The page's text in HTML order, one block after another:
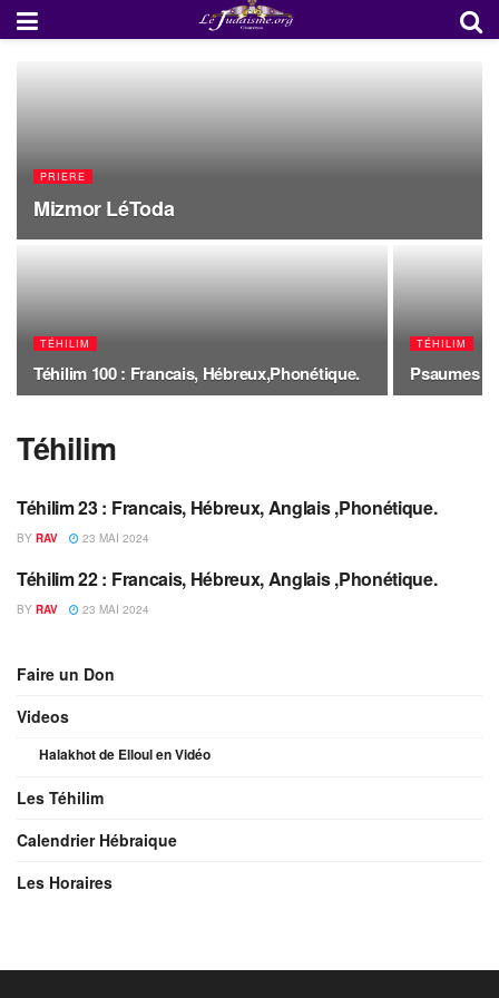
PRIERE
Mizmor LéToda
TÉHILIM
Téhilim 100 : Francais, Hébreux,Phonétique.
TÉHILIM
Psaumes
Téhilim
TÉHILIM
Téhilim 23 : Francais, Hébreux, Anglais ,Phonétique.
BY RAV 23 MAI 2024
TÉHILIM
Téhilim 22 : Francais, Hébreux, Anglais ,Phonétique.
BY RAV 23 MAI 2024
Faire un Don
Videos
Halakhot de Elloul en Vidéo
Les Téhilim
Calendrier Hébraique
Les Horaires